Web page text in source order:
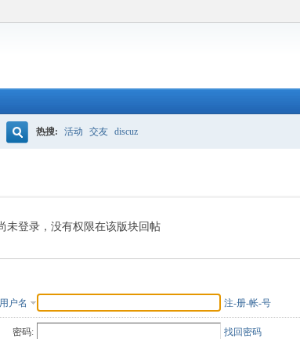
索
热搜: 活动 交友 discuz
未登录，没有权限在该版块回帖
用户名 注-册-帐-号
密码: 找回密码